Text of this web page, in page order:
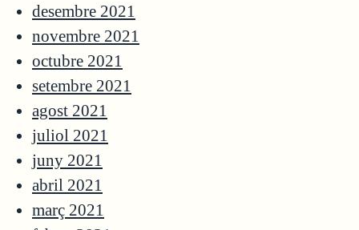
desembre 2021
novembre 2021
octubre 2021
setembre 2021
agost 2021
juliol 2021
juny 2021
abril 2021
març 2021